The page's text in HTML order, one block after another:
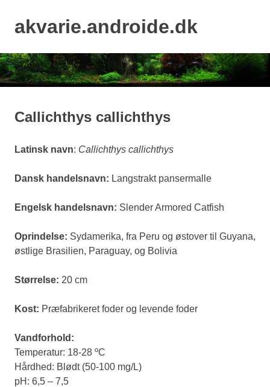
contentakvarie.androide.dk
Callichthys callichthys
Latinsk navn: Callichthys callichthys
Dansk handelsnavn: Langstrakt pansermalle
Engelsk handelsnavn: Slender Armored Catfish
Oprindelse: Sydamerika, fra Peru og østover til Guyana,
østlige Brasilien, Paraguay, og Bolivia
Størrelse: 20 cm
Kost: Præfabrikeret foder og levende foder
Vandforhold:
Temperatur: 18-28 ºC
Hårdhed: Blødt (50-100 mg/L)
pH: 6,5 – 7,5